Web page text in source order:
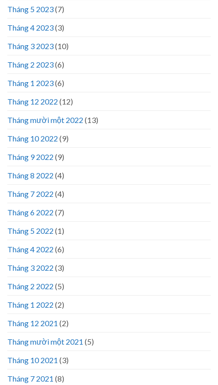
Tháng 5 2023(7)
Tháng 4 2023(3)
Tháng 3 2023(10)
Tháng 2 2023(6)
Tháng 1 2023(6)
Tháng 12 2022 (12)
Tháng mười một 2022 (13)
Tháng 10 2022 (9)
Tháng 9 2022 (9)
Tháng 8 2022 (4)
Tháng 7 2022 (4)
Tháng 6 2022 (7)
Tháng 5 2022 (1)
Tháng 4 2022 (6)
Tháng 3 2022 (3)
Tháng 2 2022 (5)
Tháng 1 2022 (2)
Tháng 12 2021 (2)
Tháng mười một 2021 (5)
Tháng 10 2021 (3)
Tháng 7 2021 (8)